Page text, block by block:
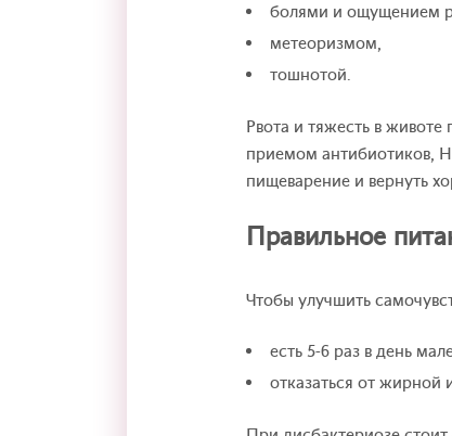
болями и ощущением
метеоризмом,
тошнотой.
Рвота и тяжесть в
приемом антибиотиков,
пищеварение и вернуть
Правильное
Чтобы улучшить
есть 5-6 раз в день
отказаться от жирной